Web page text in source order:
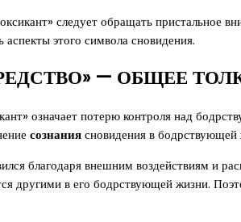
следует обращать пристальное
аспекты этого символа сновидения.
— ОБЩЕЕ
означает потерю контроля над
сознаниясновидения в бодрствующей
благодаря внешним воздействиям и
другими в его бодрствующей жизни.